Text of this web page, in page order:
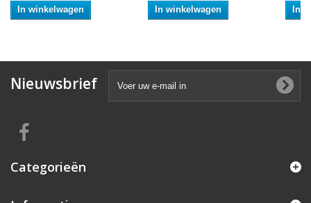
In winkelwagen In winkelwagen In
Nieuwsbrief
Categorieën